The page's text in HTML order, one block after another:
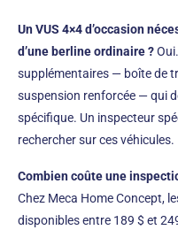
Un VUS 4×4 d’occasion
d’une berline ordinaire ?
supplémentaires — boîte de
suspension renforcée — qui
spécifique. Un inspecteur
rechercher sur ces véhicules.
Combien coûte une
Chez Meca Home Concept,
disponibles entre 189 $ et